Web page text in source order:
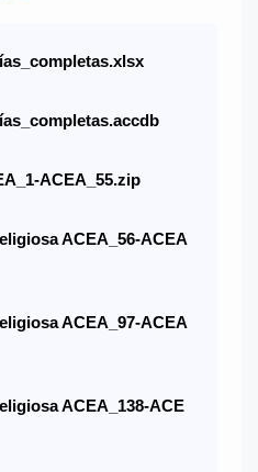
ACEA_55.zip
ACEA_56-ACEA
ACEA_97-ACEA
ACEA_138-ACE